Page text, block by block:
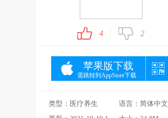
4 2
苹果版下载
需跳转到AppStore下载
类型：医疗养生
语言：简体中文